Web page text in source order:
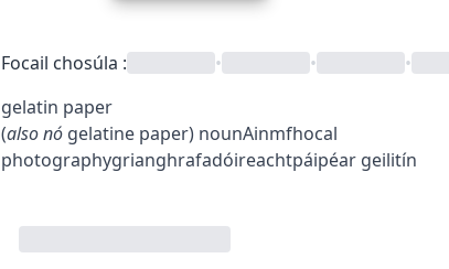
Focail chosúla : • • •
gelatin paper
(alsonó gelatine paper) nounAinmfhocal
photographygrianghrafadóireachtpáipéar geilitín